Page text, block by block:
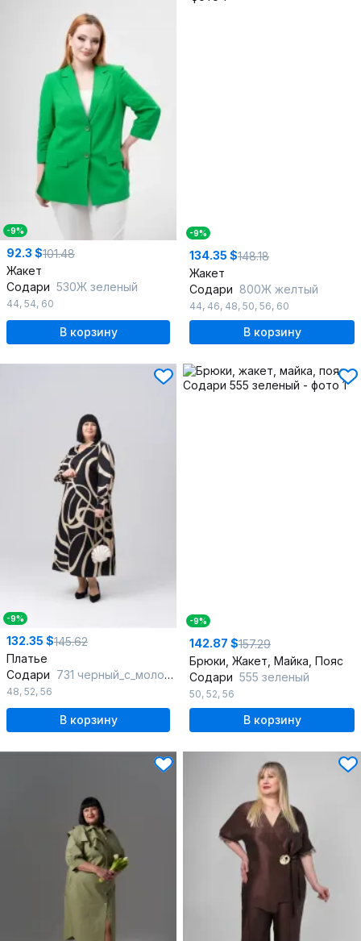
-9%
92.3 $101.48
Жакет
Содари 530Ж зеленый
44, 54, 60
В корзину
-9%
134.35 $148.18
Жакет
Содари 800Ж желтый
44, 46, 48, 50, 56, 60
В корзину
-9%
132.35 $145.62
Платье
Содари 731 черный_с_молочными_полосками
48, 52, 56
В корзину
-9%
142.87 $157.29
Брюки, Жакет, Майка, Пояс
Содари 555 зеленый
50, 52, 56
В корзину